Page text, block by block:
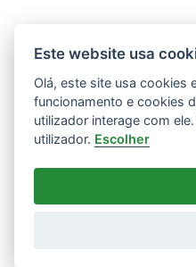
Este website usa
Olá, este site usa cookies
funcionamento e cookies
utilizador interage com
utilizador. Escolher